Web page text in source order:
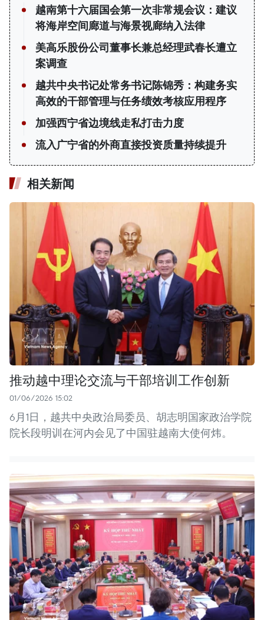
越南第十六届国会第一次非常规会议：建议
将海岸空间廊道与海景视廊纳入法律
美高乐股份公司董事长兼总经理武春长遭立
案调查
越共中央书记处常务书记陈锦秀：构建务实
高效的干部管理与任务绩效考核应用程序
加强西宁省边境线走私打击力度
流入广宁省的外商直接投资质量持续提升
相关新闻
推动越中理论交流与干部培训工作创新
01/06/2026 15:02
6月1日，越共中央政治局委员、胡志明国家政治学院
院长段明训在河内会见了中国驻越南大使何炜。